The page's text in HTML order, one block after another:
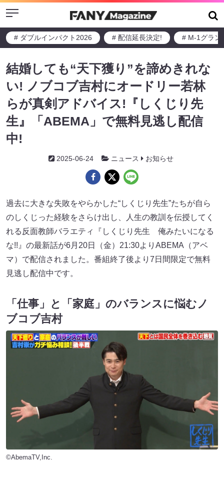
Menu
# ダブルインパクト2026 # 配信延長決定! # M-1グラン
結婚しても“天下獲り”を諦めきれな
い! ノブコブ吉村にオードリー若林
らが真剣アドバイス!『しくじり先
生』「ABEMA」で無料見逃し配信
中!
2025-06-24 ニュース お知らせ
過去に大きな失敗をやらかした“しくじり先生”たちが自ら
のしくじった経験をさらけ出し、人生の教訓を伝授してく
れる反面教師バラエティ『しくじり先生 俺みたいになる
な!!』の最新話が6月20日（金）21:30よりABEMA（アベ
マ）で配信されました。番組終了後より7日間限定で無料
見逃し配信中です。
「仕事」と「家庭」のバランスに悩むノ
ブコブ吉村
©AbemaTV,Inc.